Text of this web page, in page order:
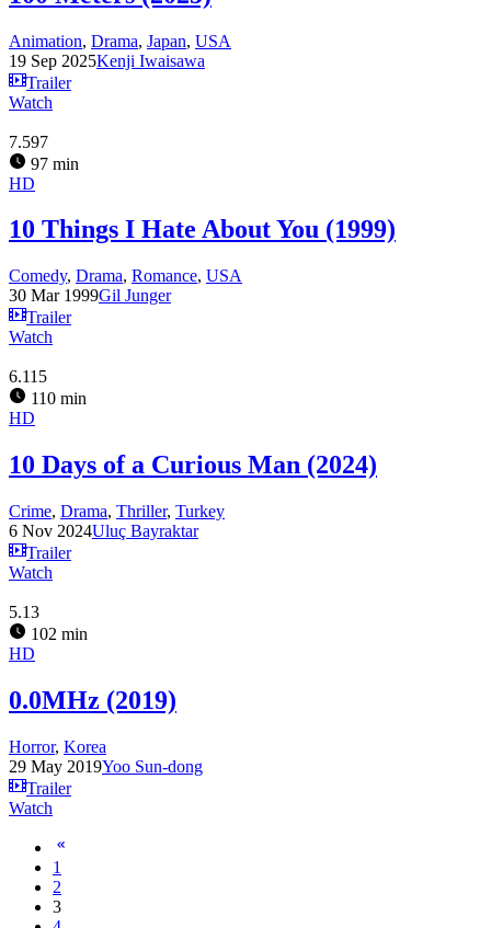
Animation, Drama, Japan, USA
19 Sep 2025Kenji Iwaisawa
Trailer
Watch
7.597
97 min
HD
10 Things I Hate About You (1999)
Comedy, Drama, Romance, USA
30 Mar 1999Gil Junger
Trailer
Watch
6.115
110 min
HD
10 Days of a Curious Man (2024)
Crime, Drama, Thriller, Turkey
6 Nov 2024Uluç Bayraktar
Trailer
Watch
5.13
102 min
HD
0.0MHz (2019)
Horror, Korea
29 May 2019Yoo Sun-dong
Trailer
Watch
1
2
3